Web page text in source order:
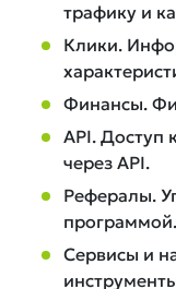
трафику и
Клики.
Финансы.
API. Доступ
через API.
Рефералы.
программой.
Сервисы и